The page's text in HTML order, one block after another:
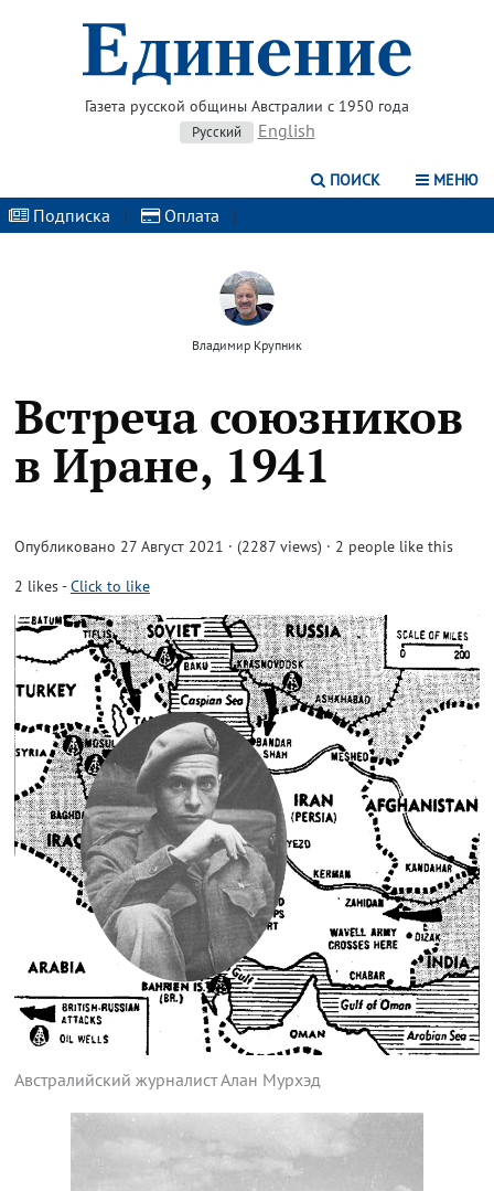
Газета русской общины Австралии с 1950 года
Русский English
ПОИСК МЕНЮ
Подписка | Оплата |
Владимир Крупник
Встреча союзников
в Иране, 1941
Опубликовано 27 Август 2021 · (2287 views) · 2 people like this
2 likes-Click to like
Австралийский журналист Алан Мурхэд